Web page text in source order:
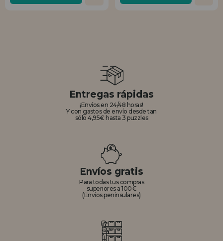
Entregas rápidas
¡Envíos en 24/48 horas!
Y con gastos de envío desde tan
sólo 4,95€ hasta 3 puzzles
Envíos gratis
Para todas tus compras
superiores a 100€
(Envíos peninsulares)